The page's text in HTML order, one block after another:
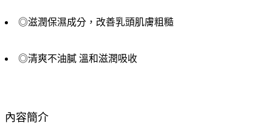
◎滋潤保濕成分，改善乳頭肌膚粗糙
◎清爽不油膩 溫和滋潤吸收
內容簡介